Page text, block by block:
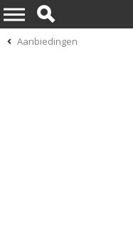
Aanbiedingen